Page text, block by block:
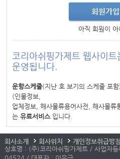
회원가입
아직 회원이 아
코리아쉬핑가제트 웹사이
운영됩니다.
운항스케줄(지난 호 보기의 스케줄 포
(인물정보,
업체정보, 해사물류용어사전, 해사물
는유료서비스입니다.
회사소개 회사위치 개인정보취급방침
상호명 : (주)코리아쉬핑가제트 / 사업자